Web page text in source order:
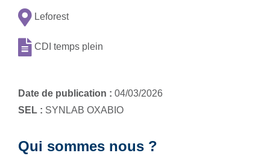
Leforest
CDI temps plein
Date de publication : 04/03/2026
SEL : SYNLAB OXABIO
Qui sommes nous ?